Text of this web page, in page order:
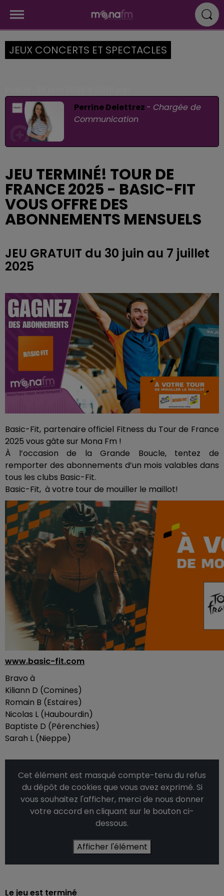
JEUX CONCERTS ET SPECTACLES
Perrine Delettrez - Chargée de
Communication
JEU TERMINÉ! TOUR DE
FRANCE 2025 - BASIC-FIT
VOUS OFFRE DES
ABONNEMENTS MENSUELS
JEU GRATUIT du 30 juin au 7 juillet
2025
Basic-Fit, partenaire officiel Fitness du Tour de France
2025 vous gâte sur Mona Fm !
À l’occasion de la Grande Boucle, tentez de
remporter des abonnements d’un mois valables dans
tous les clubs Basic-Fit.
Basic-Fit, à votre tour de mouiller le maillot!
www.basic-fit.com
Bravo à
Kiliann D (Comines)
Romain B (Estaires)
Nicolas L (Haubourdin)
Baptiste D (Pérenchies)
Sarah L (Nieppe)
Cet élément est masqué compte-tenu du refus
du dépôt de cookies que vous avez exprimé. Si
vous souhaitez l'afficher, merci de nous donner
votre accord en cliquant sur le bouton ci-
dessous.
Afficher l'élément
Le jeu est terminé